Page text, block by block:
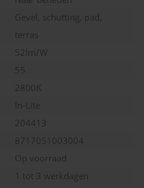
Gevel, schutting, pad,
terras
52lm/W
55
2800K
In-Lite
204413
8717051003004
Op voorraad
1 tot 3 werkdagen